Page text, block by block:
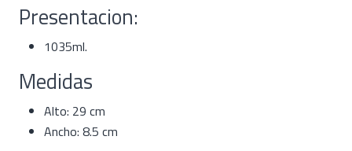
Presentacion:
1035ml.
Medidas
Alto: 29 cm
Ancho: 8.5 cm